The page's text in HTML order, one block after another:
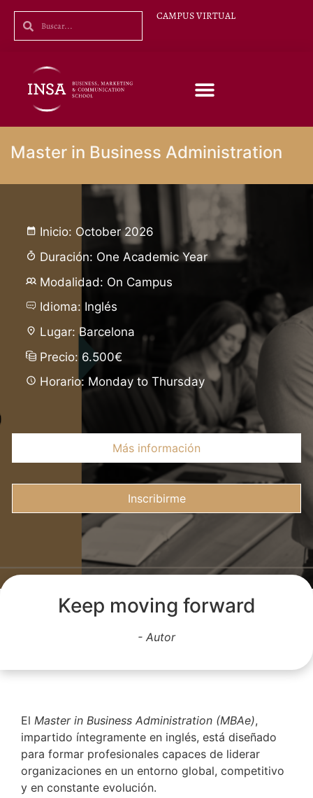
CAMPUS VIRTUAL
Master in Business Administration
Inicio: October 2026
Duración: One Academic Year
Modalidad: On Campus
Idioma: Inglés
Lugar: Barcelona
Precio: 6.500€
Horario: Monday to Thursday
Más información
Inscribirme
Keep moving forward
Autor
El Master in Business Administration (MBAe),
impartido íntegramente en inglés, está diseñado
para formar profesionales capaces de liderar
organizaciones en un entorno global, competitivo
y en constante evolución.